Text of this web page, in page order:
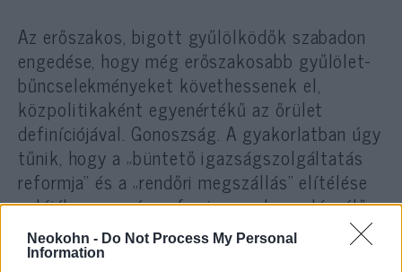
Neokohn - Do Not Process My Personal
Information
Az erőszakos, bigott gyűlölködők szabadon
engedése, hogy még erőszakosabb gyűlölet-
bűncselekményeket követhessenek el,
közpolitikaként egyenértékű az őrület
definíciójával. Gonoszság. A gyakorlatban úgy
tűnik, hogy a „büntető igazságszolgáltatás
reformja” és a „rendőri megszállás” elítélése
valójában csupán eufemizmusok a valós, élő
zsidók biztonságának feláldozására a
tetszetős progresszív közhelyek oltárán –